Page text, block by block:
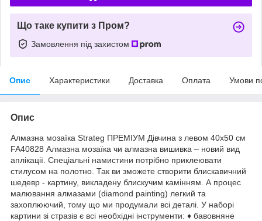
Що таке купити з Пром?
Замовлення під захистом
Опис Характеристики Доставка Оплата Умови
Опис
Алмазна мозаїка Strateg ПРЕМІУМ Дівчина з левом 40х50 см
FA40828 Алмазна мозаїка чи алмазна вишивка – новий вид
аплікації. Спеціальні намистини потрібно приклеювати
стилусом на полотно. Так ви зможете створити блискавичний
шедевр - картину, викладену блискучим камінням. А процес
малювання алмазами (diamond painting) легкий та
захоплюючий, тому що ми продумали всі деталі. У наборі
картини зі стразів є всі необхідні інструменти: ♦ бавовняне